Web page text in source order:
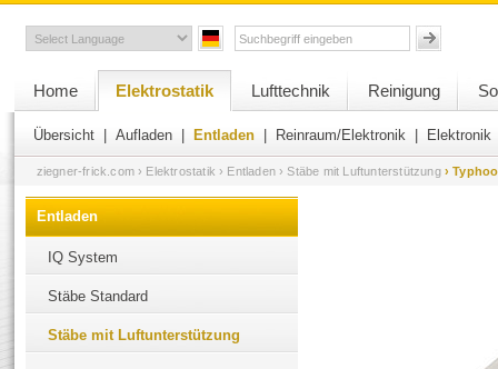
Home Elektrostatik Lufttechnik Reinigung
Übersicht| Aufladen| Entladen| Reinraum/Elektronik| Elektronik
ziegner-frick.com › Elektrostatik › Entladen › Stäbe mit Luftunterstützung ›
Entladen
IQ System
Stäbe Standard
Stäbe mit Luftunterstützung